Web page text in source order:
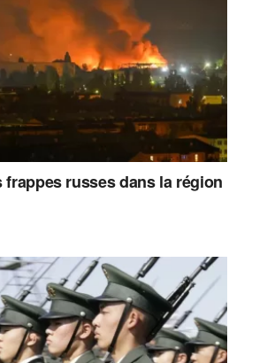
frappes russes dans la région